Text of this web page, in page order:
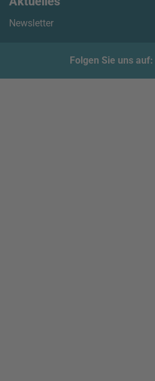
Newsletter
Folgen Sie uns auf: